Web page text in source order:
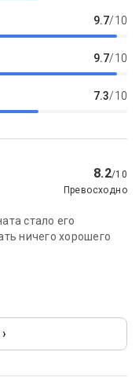
9.7/10
9.7/10
7.3/10
8.2/10
Превосходно
стало его
ничего хорошего